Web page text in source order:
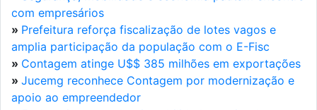
com empresários
» Prefeitura reforça fiscalização de lotes vagos e
amplia participação da população com o E-Fisc
» Contagem atinge U$$ 385 milhões em exportações
» Jucemg reconhece Contagem por modernização e
apoio ao empreendedor